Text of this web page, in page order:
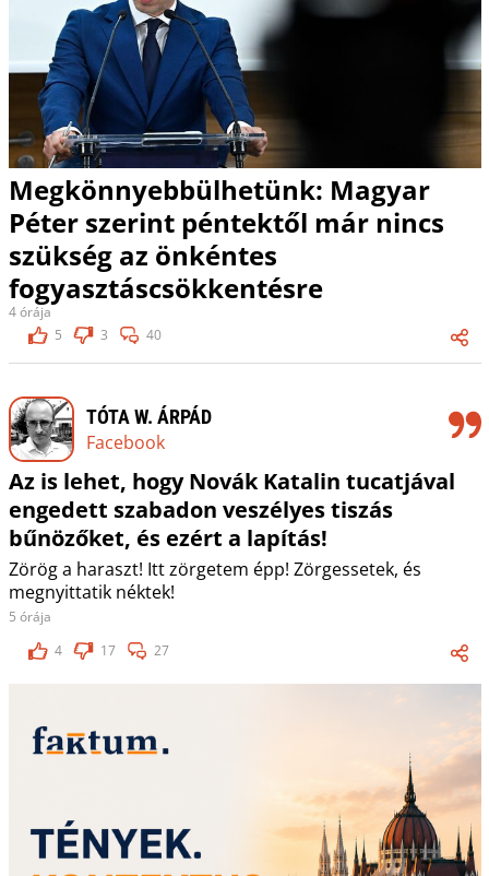
Megkönnyebbülhetünk: Magyar
Péter szerint péntektől már nincs
szükség az önkéntes
fogyasztáscsökkentésre
4 órája
5
3 40
TÓTA W. ÁRPÁD
Facebook
Az is lehet, hogy Novák Katalin tucatjával
engedett szabadon veszélyes tiszás
bűnözőket, és ezért a lapítás!
Zörög a haraszt! Itt zörgetem épp! Zörgessetek, és
megnyittatik néktek!
5 órája
4
17 27